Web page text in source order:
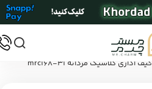
کیف اداری کلاسیک مردانه mrc168-31